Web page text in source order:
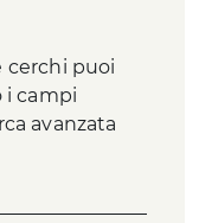
cerchi puoi
i campi
avanzata